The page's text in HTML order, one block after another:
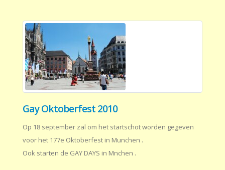
Gay Oktoberfest 2010
Op 18 september zal om het startschot worden gegeven
voor het 177e Oktoberfest in Munchen .
Ook starten de GAY DAYS in Mnchen .